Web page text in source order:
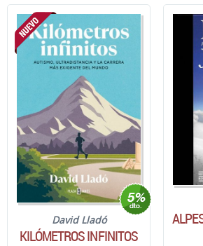
David Lladó
KILÓMETROS INFINITOS